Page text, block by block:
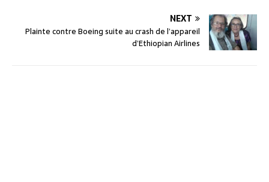
NEXT
Plainte contre Boeing suite au crash de l’appareil
d’Ethiopian Airlines